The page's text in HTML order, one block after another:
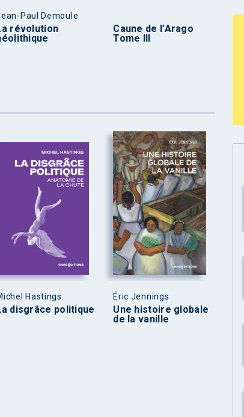
Paul Demoule
révolution
Caune de l’Arago
Tome III
Hastings
disgrâce politique
Éric Jennings
Une histoire globale
de la vanille